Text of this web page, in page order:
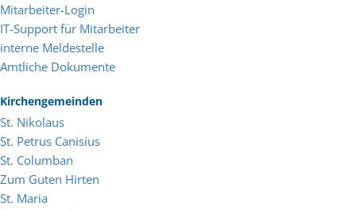
Mitarbeiter-Login
IT-Support für Mitarbeiter
interne Meldestelle
Amtliche Dokumente
Kirchengemeinden
St. Nikolaus
St. Petrus Canisius
St. Columban
Zum Guten Hirten
St. Maria